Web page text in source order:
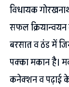
विधायक
सफल क्रियान्वयन
बरसात व ठंड में
पक्का मकान है।
कनेक्शन व पढ़ाई